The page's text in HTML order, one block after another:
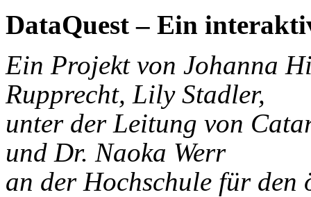
DataQuest – Ein
Ein Projekt von Johanna
Rupprecht, Lily Stadler,
unter der Leitung von
und Dr. Naoka Werr
an der Hochschule für